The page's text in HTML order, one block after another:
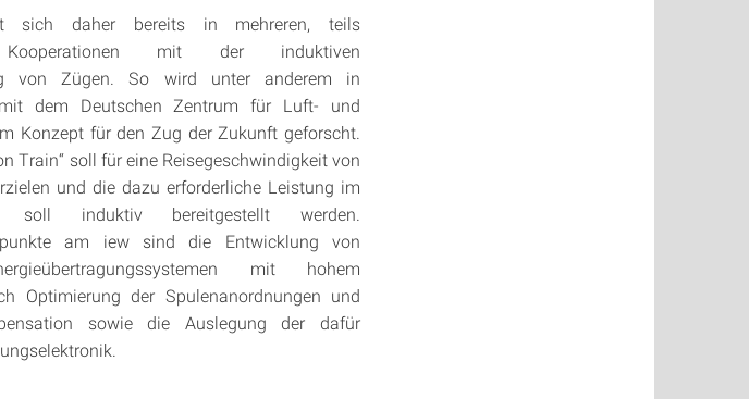
sich daher bereits in mehreren, teils
Kooperationen mit der induktiven
von Zügen. So wird unter anderem in
dem Deutschen Zentrum für Luft- und
Konzept für den Zug der Zukunft geforscht.
Train“ soll für eine Reisegeschwindigkeit von
und die dazu erforderliche Leistung im
soll induktiv bereitgestellt werden.
am iew sind die Entwicklung von
mit hohem
Optimierung der Spulenanordnungen und
sowie die Auslegung der dafür